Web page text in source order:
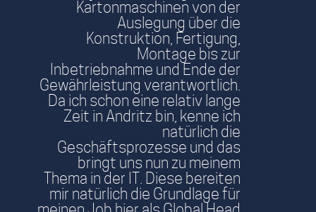
Kartonmaschinen von der
Auslegung über die
Konstruktion, Fertigung,
Montage bis zur
Inbetriebnahme und Ende der
Gewährleistung verantwortlich.
Da ich schon eine relativ lange
Zeit in Andritz bin, kenne ich
natürlich die
Geschäftsprozesse und das
bringt uns nun zu meinem
Thema in der IT. Diese bereiten
mir natürlich die Grundlage für